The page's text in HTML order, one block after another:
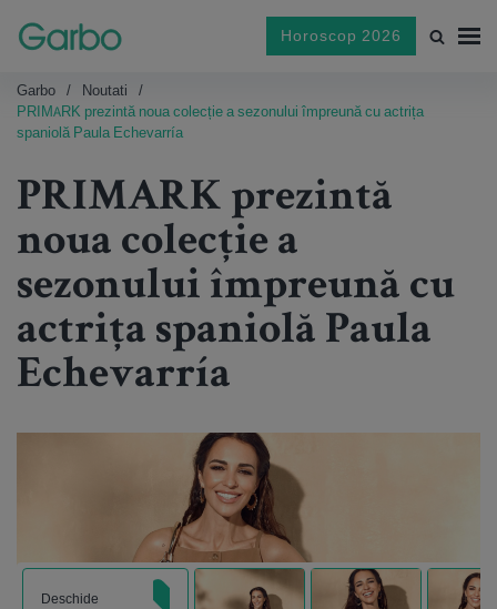
Horoscop 2026
Garbo
Noutati
PRIMARK prezintă noua colecție a sezonului împreună cu actrița
spaniolă Paula Echevarría
PRIMARK prezintă
noua colecție a
sezonului împreună cu
actrița spaniolă Paula
Echevarría
Deschide